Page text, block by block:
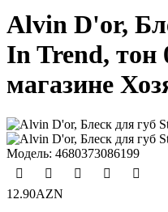
Alvin D'or,
In Trend, тон
магазине
Модель: 4680373086199
12.90AZN